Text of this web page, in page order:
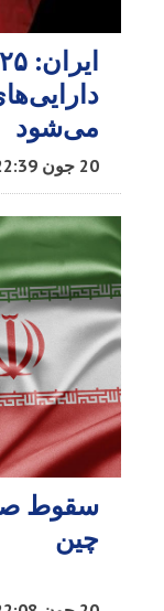
می‌شود
20 جون 22:39
سقوط
چین